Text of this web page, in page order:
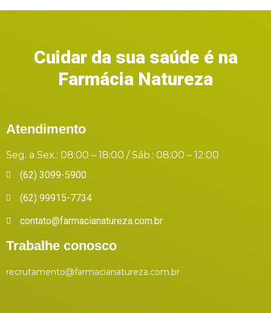
Cuidar da sua saúde é na
Farmácia Natureza
Atendimento
Seg. a Sex.: 08:00 – 18:00 / Sáb.: 08:00 – 12:00
(62) 3099-5900
(62) 99915-7734
contato@farmacianatureza.com.br
Trabalhe conosco
recrutamento@farmacianatureza.com.br